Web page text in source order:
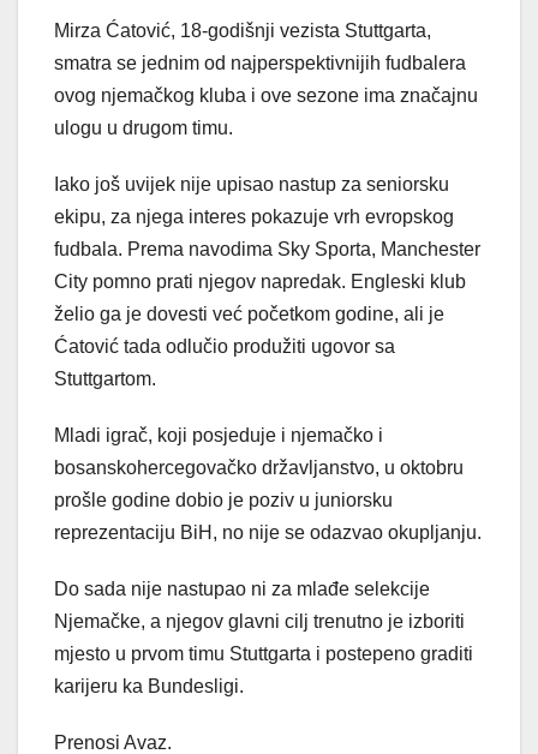
Mirza Ćatović, 18-godišnji vezista Stuttgarta,
smatra se jednim od najperspektivnijih fudbalera
ovog njemačkog kluba i ove sezone ima značajnu
ulogu u drugom timu.
Iako još uvijek nije upisao nastup za seniorsku
ekipu, za njega interes pokazuje vrh evropskog
fudbala. Prema navodima Sky Sporta, Manchester
City pomno prati njegov napredak. Engleski klub
želio ga je dovesti već početkom godine, ali je
Ćatović tada odlučio produžiti ugovor sa
Stuttgartom.
Mladi igrač, koji posjeduje i njemačko i
bosanskohercegovačko državljanstvo, u oktobru
prošle godine dobio je poziv u juniorsku
reprezentaciju BiH, no nije se odazvao okupljanju.
Do sada nije nastupao ni za mlađe selekcije
Njemačke, a njegov glavni cilj trenutno je izboriti
mjesto u prvom timu Stuttgarta i postepeno graditi
karijeru ka Bundesligi.
Prenosi Avaz.